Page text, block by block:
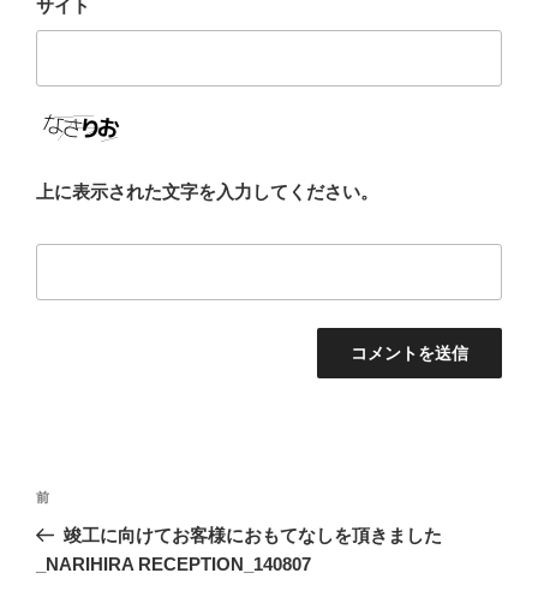
サイト
上に表示された文字を入力してください。
投
ナ
前
の
投
前
竣工に向けてお客様におもてなしを頂きました
_NARIHIRA RECEPTION_140807